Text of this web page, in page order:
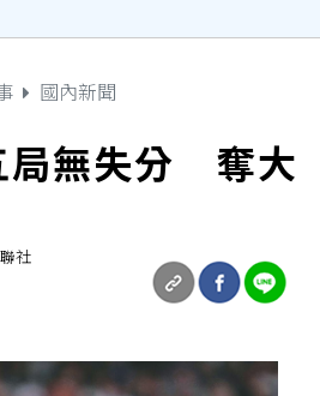
國內新聞
局無失分 奪大
社